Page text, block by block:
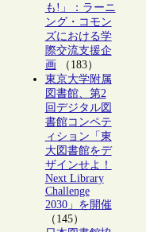
も!」：ラーニ
ング・コモン
ズにおける学
際交流支援企
画 （183）
東京大学附属
図書館、第2
回デジタル図
書館コンペテ
ィション「東
大図書館をデ
ザインせよ！
Next Library
Challenge
2030」を開催
（145）